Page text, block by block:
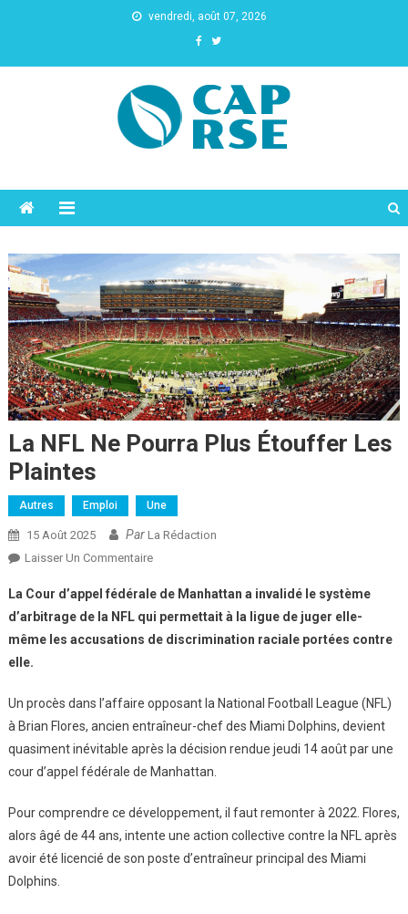
vendredi, août 07, 2026
La NFL Ne Pourra Plus Étouffer Les
Plaintes
Autres Emploi Une
15 Août 2025 Par La Rédaction
Laisser Un CommentaireSur
NFL
Ne
Pourra
Les
Plaintes
La Cour d’appel fédérale de Manhattan a invalidé le système
d’arbitrage de la NFL qui permettait à la ligue de juger elle-
même les accusations de discrimination raciale portées contre
elle.
Un procès dans l’affaire opposant la National Football League (NFL)
à Brian Flores, ancien entraîneur-chef des Miami Dolphins, devient
quasiment inévitable après la décision rendue jeudi 14 août par une
cour d’appel fédérale de Manhattan.
Pour comprendre ce développement, il faut remonter à 2022. Flores,
alors âgé de 44 ans, intente une action collective contre la NFL après
avoir été licencié de son poste d’entraîneur principal des Miami
Dolphins.